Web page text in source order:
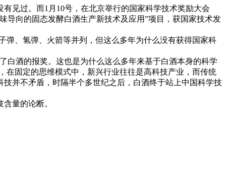
见过。而1月10号，在北京举行的国家科学技术奖励大会
导向的固态发酵白酒生产新技术及应用”项目，获国家技术发
、氢弹、火箭等并列，但这么多年为什么没有获得国家科
酒的报奖。这也是为什么这么多年来基于白酒本身的科学
在固定的思维模式中，新兴行业往往是高科技产业，而传统
并不矛盾，时隔半个多世纪之后，白酒终于站上中国科学技
量的论断。